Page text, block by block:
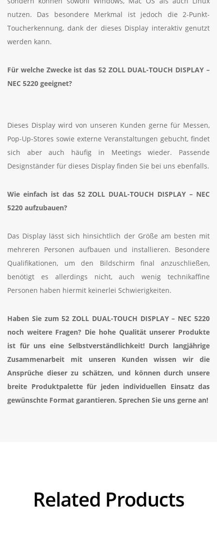
nutzen. Das besondere Merkmal ist jedoch die 2-Punkt-
Toucherkennung, dank der dieses Display interaktiv genutzt
werden kann.
Für welche Zwecke ist das 52 ZOLL DUAL-TOUCH DISPLAY –
NEC 5220 geeignet?
Dieses Display wird von unseren Kunden gerne für Messen,
Pop-Up-Stores sowie externe Veranstaltungen gebucht, findet
sich aber auch häufig in Meetings wieder. Passende
Designständer für dieses Display finden Sie bei uns ebenfalls.
Wie einfach ist das 52 ZOLL DUAL-TOUCH DISPLAY – NEC
5220 aufzubauen?
Das Display lässt sich hinsichtlich der Größe am besten mit
mehreren Personen aufbauen und installieren. Besondere
Qualifikationen, um den Bildschirm final anzuschließen,
benötigt es allerdings nicht, auch wenig technikaffine
Personen haben hiermit keinerlei Schwierigkeiten.
Haben Sie zum52 ZOLL DUAL-TOUCH DISPLAY – NEC 5220
noch weitere Fragen? Die hohe Qualität unserer Produkte
ist für uns eine Selbstverständlichkeit! Durch langjährige
Zusammenarbeit mit unseren Kunden wissen wir die
Ansprüche dieser zu schätzen, und können durch unsere
breite Produktpalette für jeden individuellen Einsatz das
gewünschte Format garantieren. Sprechen Sie uns gerne an!
Related Products